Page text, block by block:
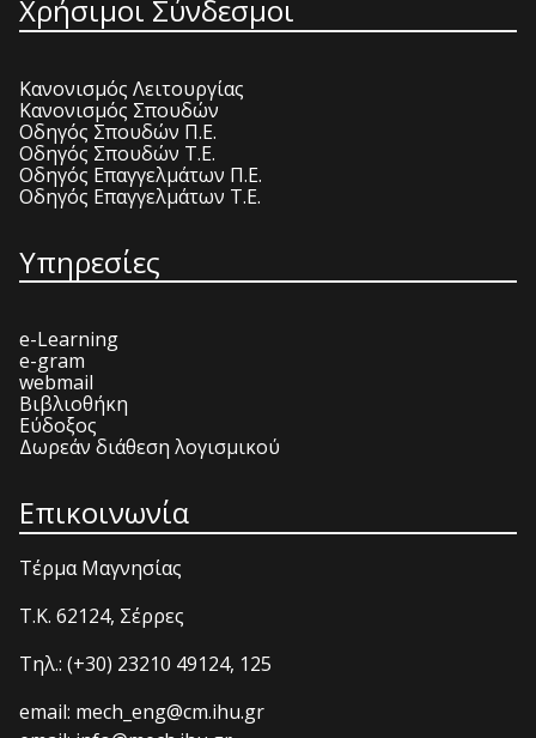
Χρήσιμοι Σύνδεσμοι
Κανονισμός Λειτουργίας
Κανονισμός Σπουδών
Οδηγός Σπουδών Π.Ε.
Οδηγός Σπουδών Τ.Ε.
Οδηγός Επαγγελμάτων Π.Ε.
Οδηγός Επαγγελμάτων Τ.Ε.
Υπηρεσίες
e-Learning
e-gram
webmail
Βιβλιοθήκη
Εύδοξος
Δωρεάν διάθεση λογισμικού
Επικοινωνία
Τέρμα Μαγνησίας
T.K. 62124, Σέρρες
Τηλ.: (+30) 23210 49124, 125
email: mech_eng@cm.ihu.gr